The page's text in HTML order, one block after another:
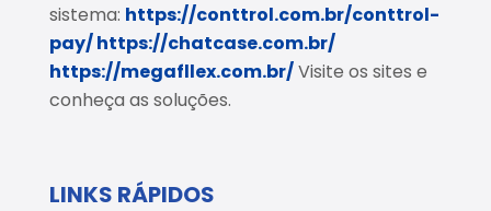
sistema: https://conttrol.com.br/conttrol-
pay/https://chatcase.com.br/
https://megafllex.com.br/Visite os sites e
conheça as soluções.
LINKS RÁPIDOS